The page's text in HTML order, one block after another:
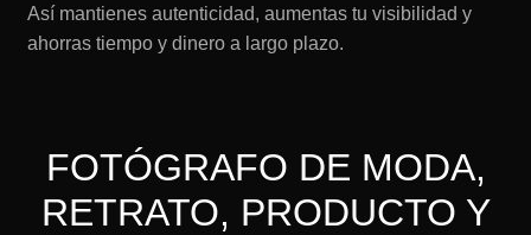
Así mantienes autenticidad, aumentas tu visibilidad y
ahorras tiempo y dinero a largo plazo.
FOTÓGRAFO DE MODA,
RETRATO, PRODUCTO Y